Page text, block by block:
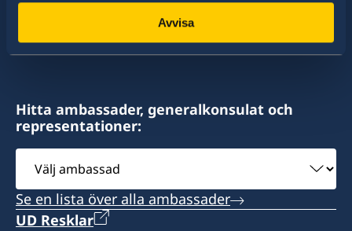
Avvisa
konsulat. Sveriges utrikesrepresentation består
av drygt 100 utlandsmyndigheter.
Hitta ambassader, generalkonsulat och
representationer:
Välj
ambassad
Se en lista över alla ambassader
UD Resklar